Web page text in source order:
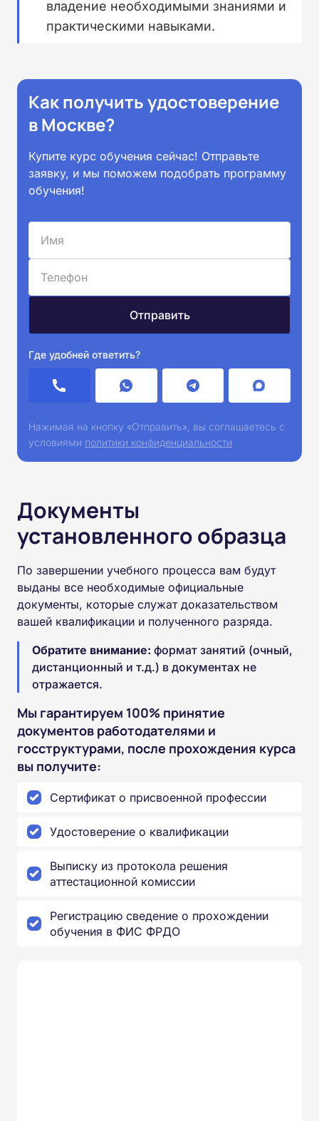
владение необходимыми знаниями и
практическими навыками.
Как получить удостоверение
в Москве?
Купите курс обучения сейчас! Отправьте
заявку, и мы поможем подобрать программу
обучения!
Где удобней ответить?
Нажимая на кнопку «Отправить», вы соглашаетесь с
условиями политики конфиденциальности
Документы
установленного образца
По завершении учебного процесса вам будут
выданы все необходимые официальные
документы, которые служат доказательством
вашей квалификации и полученного разряда.
Обратите внимание: формат занятий (очный,
дистанционный и т.д.) в документах не
отражается.
Мы гарантируем 100% принятие
документов работодателями и
госструктурами, после прохождения курса
вы получите:
Сертификат о присвоенной профессии
Удостоверение о квалификации
Выписку из протокола решения
аттестационной комиссии
Регистрацию сведение о прохождении
обучения в ФИС ФРДО